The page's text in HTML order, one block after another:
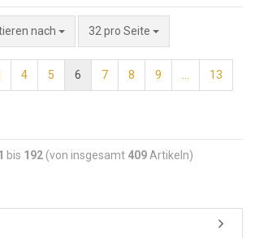
nach 32 pro Seite
4 5 6 7 8 9 13
bis 192 (von insgesamt 409 Artikeln)